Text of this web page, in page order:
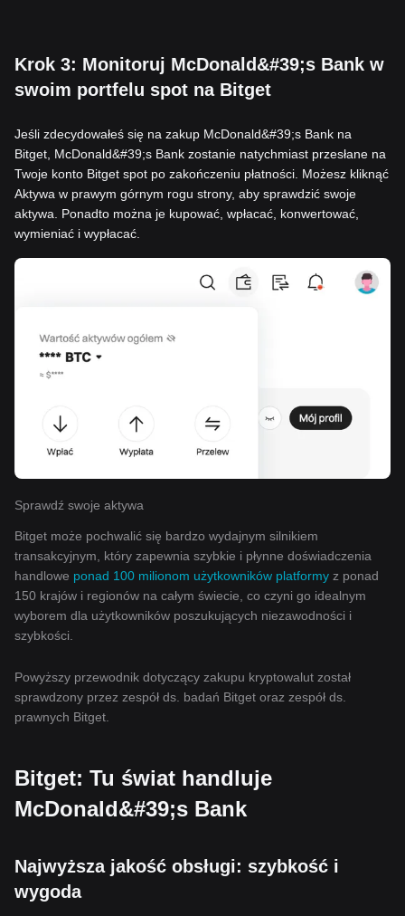
Krok 3: Monitoruj McDonald&#39;s Bank w
swoim portfelu spot na Bitget
Jeśli zdecydowałeś się na zakup McDonald&#39;s Bank na
Bitget, McDonald&#39;s Bank zostanie natychmiast przesłane na
Twoje konto Bitget spot po zakończeniu płatności. Możesz kliknąć
Aktywa w prawym górnym rogu strony, aby sprawdzić swoje
aktywa. Ponadto można je kupować, wpłacać, konwertować,
wymieniać i wypłacać.
Sprawdź swoje aktywa
Bitget może pochwalić się bardzo wydajnym silnikiem
transakcyjnym, który zapewnia szybkie i płynne doświadczenia
handlowe ponad 100 milionom użytkowników platformy z ponad
150 krajów i regionów na całym świecie, co czyni go idealnym
wyborem dla użytkowników poszukujących niezawodności i
szybkości.
Powyższy przewodnik dotyczący zakupu kryptowalut został
sprawdzony przez zespół ds. badań Bitget oraz zespół ds.
prawnych Bitget.
Bitget: Tu świat handluje
McDonald&#39;s Bank
Najwyższa jakość obsługi: szybkość i
wygoda